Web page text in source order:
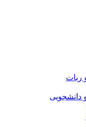
ربات
دانشجویی